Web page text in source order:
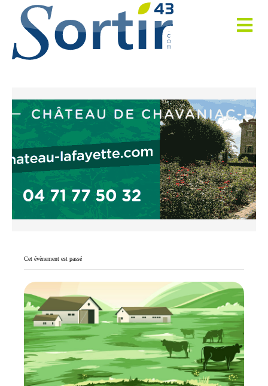
Cet évènement est passé